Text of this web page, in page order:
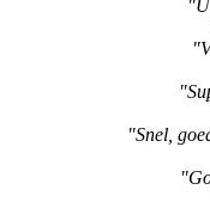
"Snel,